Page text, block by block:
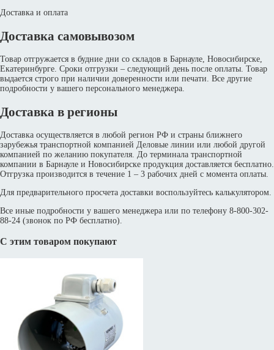
Доставка и оплата
Доставка самовывозом
Товар отгружается в будние дни со складов в Барнауле, Новосибирске,
Екатеринбурге. Сроки отгрузки – следующий день после оплаты. Товар
выдается строго при наличии доверенности или печати. Все другие
подробности у вашего персонального менеджера.
Доставка в регионы
Доставка осуществляется в любой регион РФ и страны ближнего
зарубежья транспортной компанией Деловые линии или любой другой
компанией по желанию покупателя. До терминала транспортной
компании в Барнауле и Новосибирске продукция доставляется бесплатно.
Отгрузка производится в течение 1 – 3 рабочих дней с момента оплаты.
Для предварительного просчета доставки воспользуйтесь калькулятором.
Все иные подробности у вашего менеджера или по телефону 8-800-302-
88-24 (звонок по РФ бесплатно).
С этим товаром покупают